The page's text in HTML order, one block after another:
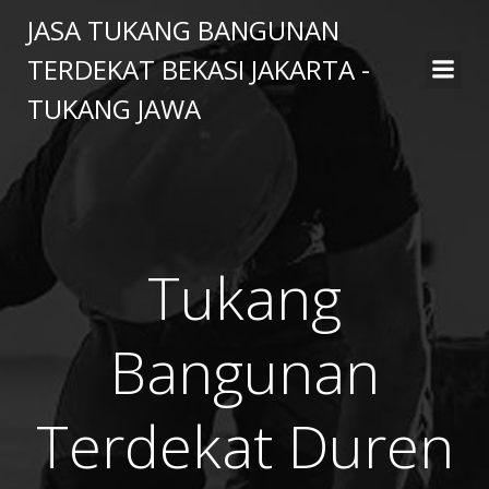
to
content
JASA TUKANG BANGUNAN
TERDEKAT BEKASI JAKARTA -
TUKANG JAWA
Tukang
Bangunan
Terdekat Duren